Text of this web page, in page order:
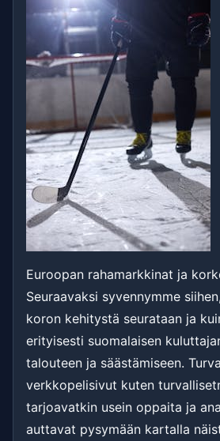
Euroopan rahamarkkinat ja
Seuraavaksi syvennymme
koron kehitystä seurataan ja
erityisesti suomalaisen
talouteen ja säästämiseen.
verkkopelisivut kuten
tarjoavatkin usein oppaita ja
auttavat pysymään kartalla